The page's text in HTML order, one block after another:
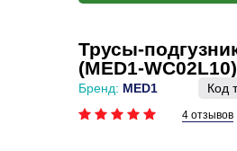
Трусы-
(MED1-WC02L10)
Бренд: MED1 Код
4 отзывов